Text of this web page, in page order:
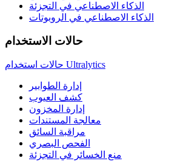
الذكاء الاصطناعي في التجزئة
الذكاء الاصطناعي في الروبوتات
حالات الاستخدام
حالات استخدام Ultralytics
إدارة الطوابير
كشف العيوب
إدارة المخزون
معالجة المستندات
مراقبة السائق
الفحص البصري
منع الخسائر في التجزئة